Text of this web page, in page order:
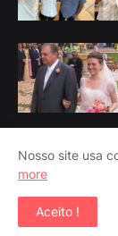
Nosso site usa
more
Aceito !